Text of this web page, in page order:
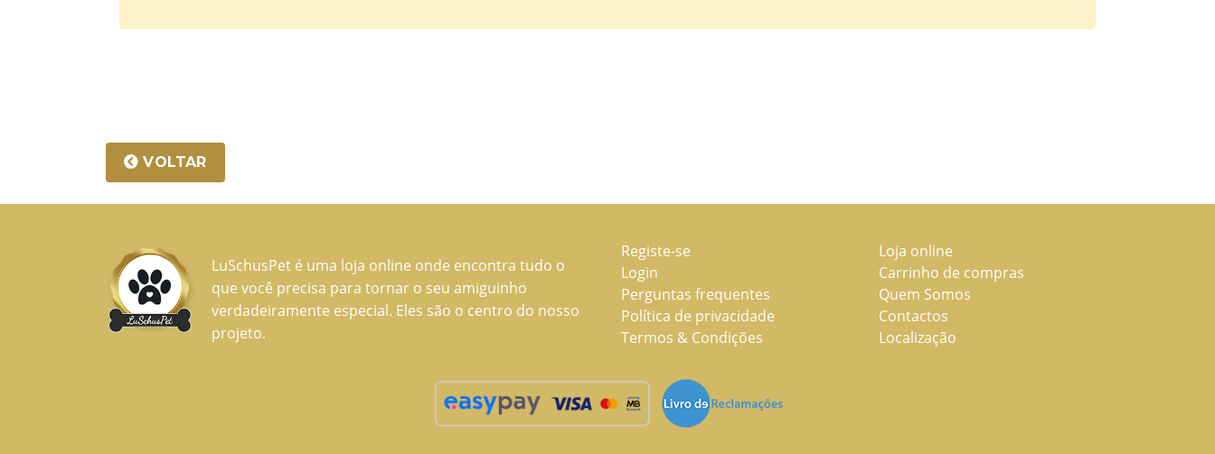
VOLTAR
LuSchusPet é uma loja online onde encontra tudo o
que você precisa para tornar o seu amiguinho
verdadeiramente especial. Eles são o centro do nosso
projeto.
Registe-se
Login
Perguntas frequentes
Política de privacidade
Termos & Condições
Loja online
Carrinho de compras
Quem Somos
Contactos
Localização